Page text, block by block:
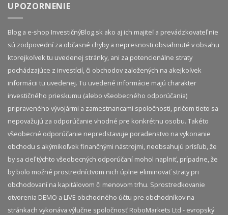
UPOZORNENIE
Blog a e-shop InvestičnýBlog.sk ako aj ich majiteľ a prevádzkovateľ nie
sú zodpovední za občasné chyby a nepresnosti obsiahnuté v obsahu
ktorejkoľvek tu uvedenej stránky, ani za potencionálne straty
pochádzajúce z investícií, či obchodov založených na akejkoľvek
informácii tu uvedenej. Tu uvedené informácie majú charakter
investičného prieskumu (alebo všeobecného odporúčania)
pripraveného vývojármi a zamestnancami spoločnosti, pričom tieto sa
nepovažujú za odporúčanie vhodné pre konkrétnu osobu. Takéto
všeobecné odporúčanie nepredstavuje poradenstvo na vykonanie
obchodu s akýmikoľvek finančnými nástrojmi, neobsahujú prísľub, že
by sa cieľ týchto všeobecných odporúčaní mohol naplniť, prípadne, že
by bolo možné prostredníctvom nich úplne eliminovať straty pri
obchodovaní na kapitálovom či menovom trhu. Sprostredkovanie
otvorenia DEMO a LIVE obchodného účtu pre obchodníkov na
stránkach vykonáva výlučne spoločnosť RoboMarkets Ltd - evropský